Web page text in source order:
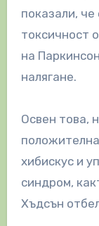
показали,
токсичност
на
налягане.
Освен това,
хибискус и
синдром,
Хъдсън